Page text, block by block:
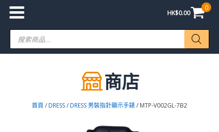
HK$0.00
0
Products
search
商店
首頁 /DRESS/DRESS 男裝指針顯示手錶/ MTP-V002GL-7B2